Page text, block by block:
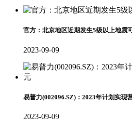
官方：北京地区近期发生5级以上地震
2023-09-09
易普力(002096.SZ)：2023年计划实现
2023-09-09